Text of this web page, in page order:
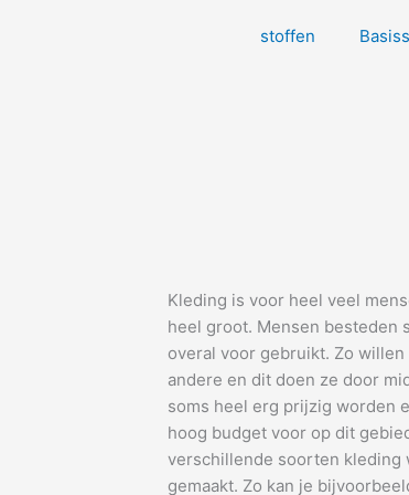
stoffen
Kleding is voor heel veel
heel groot. Mensen besteden
overal voor gebruikt. Zo
andere en dit doen ze door
soms heel erg prijzig worden
hoog budget voor op dit
verschillende soorten kleding
gemaakt. Zo kan je